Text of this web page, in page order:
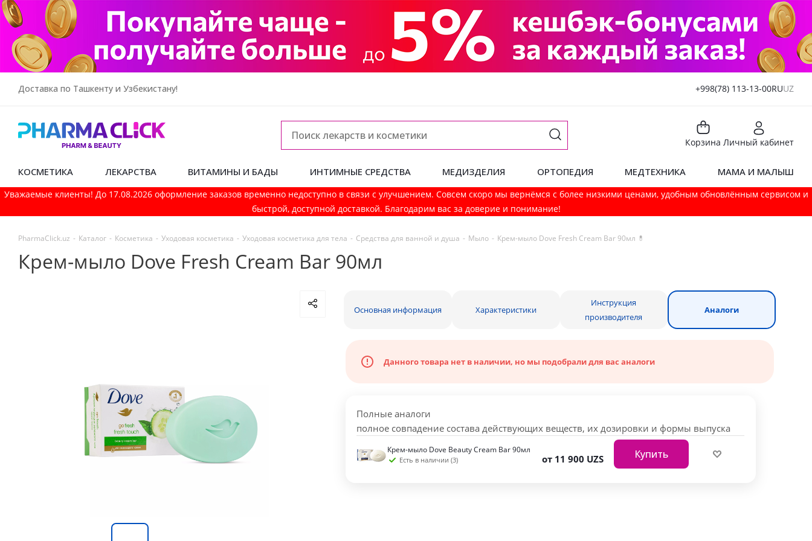
Доставка по Ташкенту и Узбекистану! +998(78) 113-13-00RUUZ
Корзина Личный кабинет
КОСМЕТИКА ЛЕКАРСТВА ВИТАМИНЫ И БАДЫ ИНТИМНЫЕ СРЕДСТВА МЕДИЗДЕЛИЯ ОРТОПЕДИЯ МЕДТЕХНИКА МАМА И МАЛЫШ
Уважаемые клиенты! До 17.08.2026 оформление заказов временно недоступно в связи с улучшением. Совсем скоро мы вернёмся с более низкими ценами, удобным обновлённым сервисом и
быстрой, доступной доставкой. Благодарим вас за доверие и понимание!
PharmaСlick.uz - Каталог - Косметика - Уходовая косметика - Уходовая косметика для тела - Средства для ванной и душа - Мыло - Крем-мыло Dove Fresh Cream Bar 90мл 💊
Крем-мыло Dove Fresh Cream Bar 90мл
Основная информация Характеристики
Инструкция
производителя
Аналоги
Данного товара нет в наличии, но мы подобрали для вас аналоги
Полные аналоги
полное совпадение состава действующих веществ, их дозировки и формы выпуска
Крем-мыло Dove Beauty Cream Bar 90мл
Есть в наличии (3) от 11 900 UZS Купить